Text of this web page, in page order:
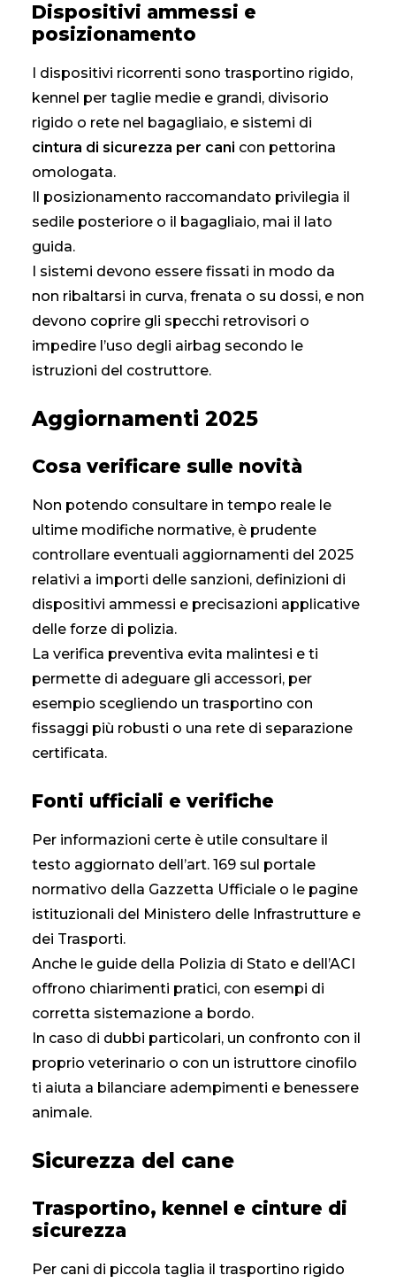
Dispositivi ammessi e
posizionamento
I dispositivi ricorrenti sono trasportino rigido,
kennel per taglie medie e grandi, divisorio
rigido o rete nel bagagliaio, e sistemi di
cintura di sicurezza per cani con pettorina
omologata.
Il posizionamento raccomandato privilegia il
sedile posteriore o il bagagliaio, mai il lato
guida.
I sistemi devono essere fissati in modo da
non ribaltarsi in curva, frenata o su dossi, e non
devono coprire gli specchi retrovisori o
impedire l’uso degli airbag secondo le
istruzioni del costruttore.
Aggiornamenti 2025
Cosa verificare sulle novità
Non potendo consultare in tempo reale le
ultime modifiche normative, è prudente
controllare eventuali aggiornamenti del 2025
relativi a importi delle sanzioni, definizioni di
dispositivi ammessi e precisazioni applicative
delle forze di polizia.
La verifica preventiva evita malintesi e ti
permette di adeguare gli accessori, per
esempio scegliendo un trasportino con
fissaggi più robusti o una rete di separazione
certificata.
Fonti ufficiali e verifiche
Per informazioni certe è utile consultare il
testo aggiornato dell’art. 169 sul portale
normativo della Gazzetta Ufficiale o le pagine
istituzionali del Ministero delle Infrastrutture e
dei Trasporti.
Anche le guide della Polizia di Stato e dell’ACI
offrono chiarimenti pratici, con esempi di
corretta sistemazione a bordo.
In caso di dubbi particolari, un confronto con il
proprio veterinario o con un istruttore cinofilo
ti aiuta a bilanciare adempimenti e benessere
animale.
Sicurezza del cane
Trasportino, kennel e cinture di
sicurezza
Per cani di piccola taglia il trasportino rigido